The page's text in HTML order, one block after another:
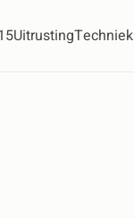
UitrustingTechniek